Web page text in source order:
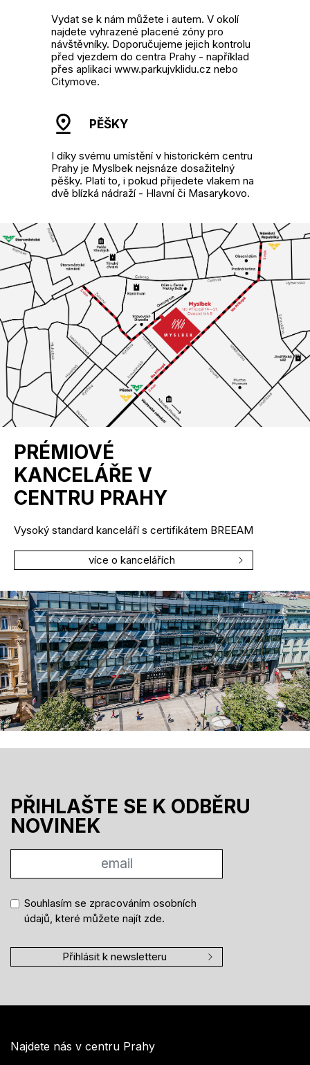
Vydat se k nám můžete i autem. V okolí
najdete vyhrazené placené zóny pro
návštěvníky. Doporučujeme jejich kontrolu
před vjezdem do centra Prahy - například
přes aplikaci www.parkujvklidu.cz nebo
Citymove.
PĚŠKY
I díky svému umístění v historickém centru
Prahy je Myslbek nejsnáze dosažitelný
pěšky. Platí to, i pokud přijedete vlakem na
dvě blízká nádraží - Hlavní či Masarykovo.
PRÉMIOVÉ
KANCELÁŘE V
CENTRU PRAHY
Vysoký standard kanceláří s certifikátem BREEAM
více o kancelářích
PŘIHLAŠTE SE K ODBĚRU
NOVINEK
Souhlasím se zpracováním osobních
údajů, které můžete najít zde.
Přihlásit k newsletteru
Najdete nás v centru Prahy